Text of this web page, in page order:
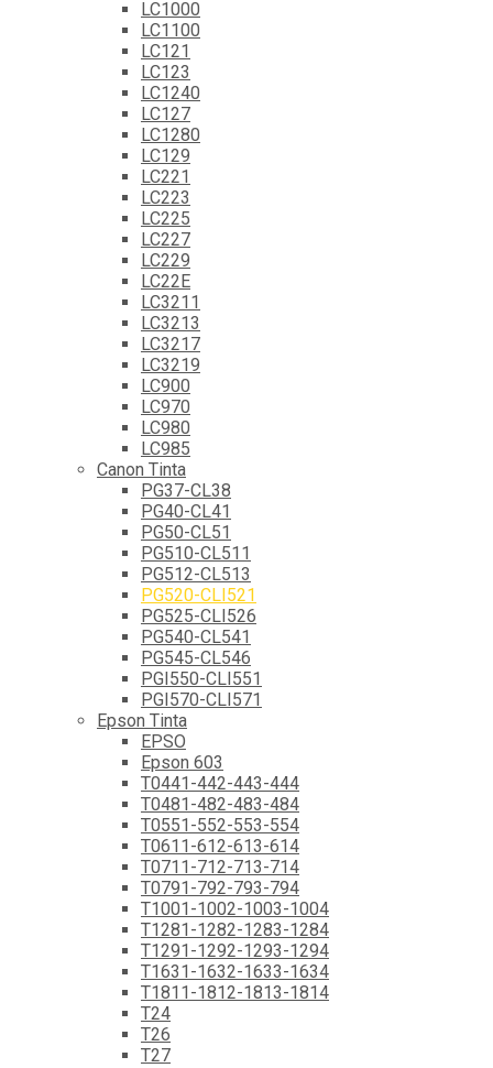
LC1000
LC1100
LC121
LC123
LC1240
LC127
LC1280
LC129
LC221
LC223
LC225
LC227
LC229
LC22E
LC3211
LC3213
LC3217
LC3219
LC900
LC970
LC980
LC985
Canon Tinta
PG37-CL38
PG40-CL41
PG50-CL51
PG510-CL511
PG512-CL513
PG520-CLI521
PG525-CLI526
PG540-CL541
PG545-CL546
PGI550-CLI551
PGI570-CLI571
Epson Tinta
EPSO
Epson 603
T0441-442-443-444
T0481-482-483-484
T0551-552-553-554
T0611-612-613-614
T0711-712-713-714
T0791-792-793-794
T1001-1002-1003-1004
T1281-1282-1283-1284
T1291-1292-1293-1294
T1631-1632-1633-1634
T1811-1812-1813-1814
T24
T26
T27